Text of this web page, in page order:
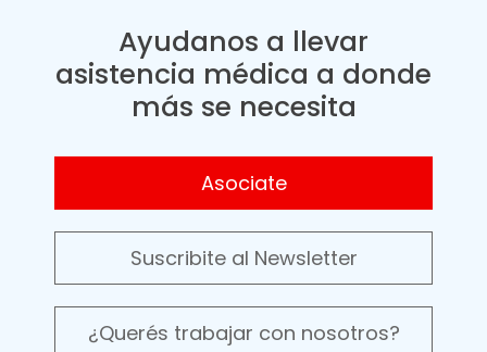
Ayudanos a llevar
asistencia médica a donde
más se necesita
Asociate
Suscribite al Newsletter
¿Querés trabajar con nosotros?